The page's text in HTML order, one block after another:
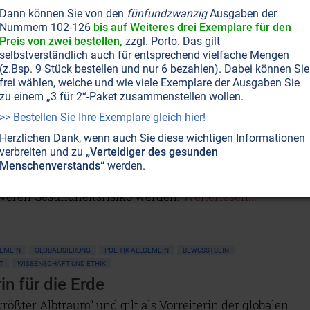
geben, die uns helfen, ein besseres Leben zu
Einklang mit den Elementen und der Natur.
NR. 115, S.3 ERNÄHRUNG GESUNDHEIT HEILUNG
Das versteckte Gift
stark Omega-6-haltigen Pflanzenölen kocht,
Entzündungen, Degenerationskrankheiten,
und Demenz. Ob Rapsöl, Sonnenblumenöl oder viele
– was als gesund angepriesen wird, kann leicht
Gesundheitsrisiko werden.Weiterlesen...
GLOBALISIERUNG POLITIK ALLGEMEIN
BEWUSSTSEIN
WISSENSCHAFT UND ETHIK
für die Erde
Albtraum“ und gilt als Vorreiterin der globalen
Dann können Sie von den fünfundzwanzigAusgaben der
Nummern 102-126 bis auf Weiteres drei Exemplare für den
Preis von zwei bestellen, zzgl. Porto. Das gilt
selbstverständlich auch für entsprechend vielfache Mengen
(z.Bsp. 9 Stück bestellen und nur 6 bezahlen). Dabei können Sie
frei wählen, welche und wie viele Exemplare der Ausgaben Sie
zu einem „3 für 2“-Paket zusammenstellen wollen.
>> Bestellen Sie Ihre Exemplare gleich hier!
Herzlichen Dank, wenn auch Sie diese wichtigen Informationen
verbreiten und zu „Verteidiger des gesunden
Menschenverstands“werden.